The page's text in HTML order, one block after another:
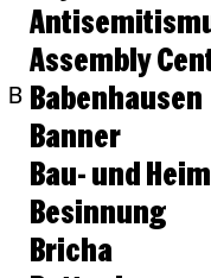
Assembly
B Babenhausen
Banner
Bau- und
Besinnung
Bricha